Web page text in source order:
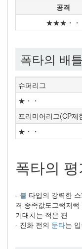
공격
★★★・・
폭타의 배
슈퍼리그
★・・
프리미어리그(CP제
★・・
폭타의
- 불 타입의 강력한
격 종족값도그럭저
기대치는 적은 편
- 진화 전의 둔타는